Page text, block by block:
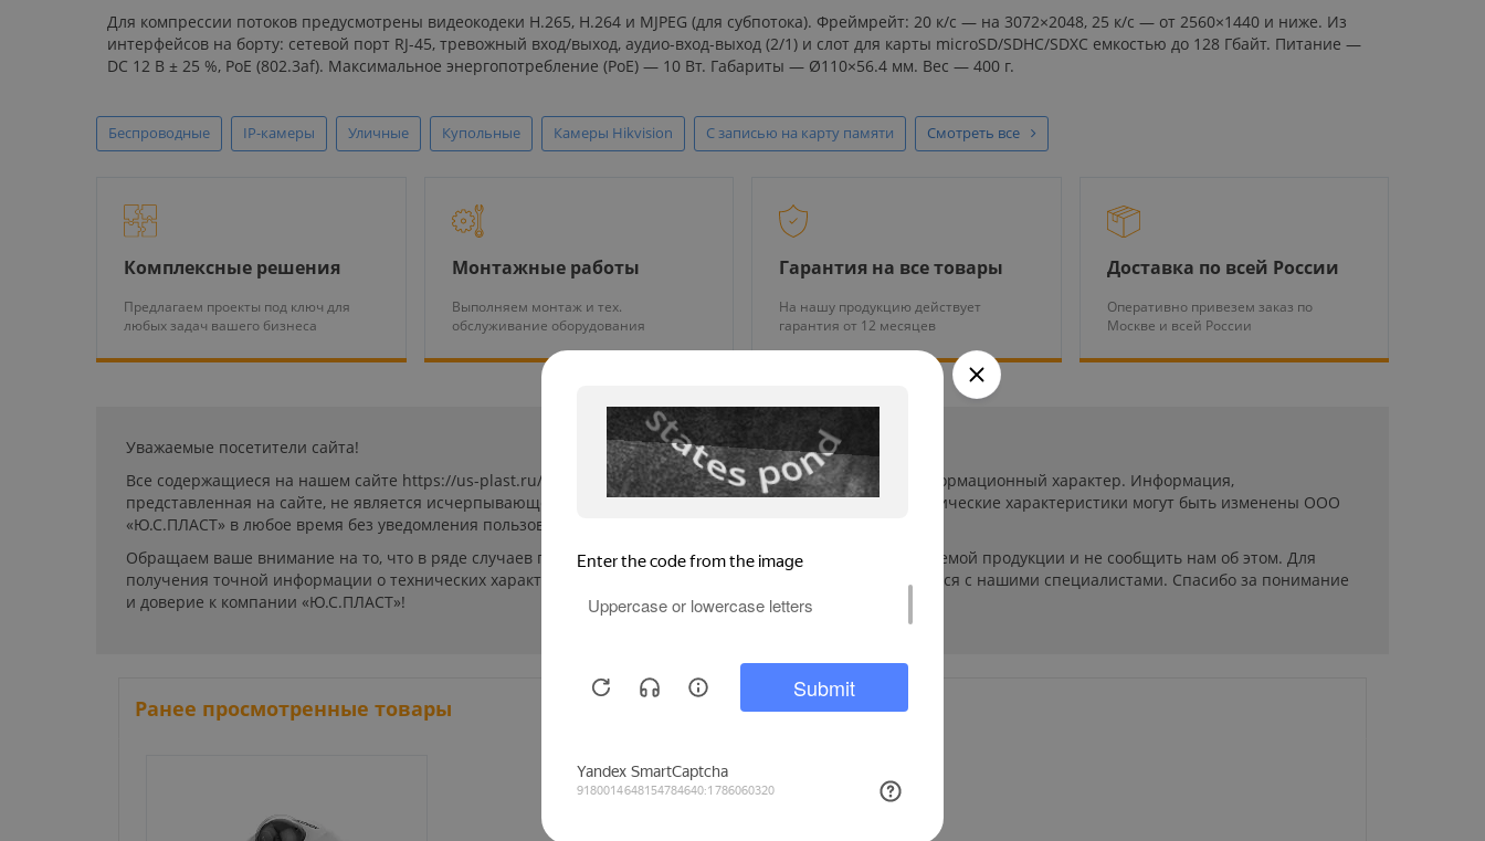
Для компрессии потоков предусмотрены видеокодеки H.265, H.264 и MJPEG (для субпотока). Фреймрейт: 20 к/с — на 3072×2048, 25 к/с — от 2560×1440 и ниже. Из
интерфейсов на борту: сетевой порт RJ-45, тревожный вход/выход, аудио-вход-выход (2/1) и слот для карты microSD/SDHC/SDXC емкостью до 128 Гбайт. Питание —
DC 12 В ± 25 %, PoE (802.3af). Максимальное энергопотребление (РоЕ) — 10 Вт. Габариты — Ø110×56.4 мм. Вес — 400 г.
Беспроводные IP-камеры Уличные Купольные Камеры Hikvision С записью на карту памяти Смотреть все
Комплексные решения
Предлагаем проекты под ключ для
любых задач вашего бизнеса
Монтажные работы
Выполняем монтаж и тех.
обслуживание оборудования
Гарантия на все товары
На нашу продукцию действует
гарантия от 12 месяцев
Доставка по всей России
Оперативно привезем заказ по
Москве и всей России
Уважаемые посетители сайта!
Все содержащиеся на нашем сайте https://us-plast.ru/ (далее «сайт») сведения носят исключительно информационный характер. Информация,
представленная на сайте, не является исчерпывающей. Указанные на сайте цены, комплектации и технические характеристики могут быть изменены ООО
«Ю.С.ПЛАСТ» в любое время без уведомления пользователей сайта.
Обращаем ваше внимание на то, что в ряде случаев производители могут изменить параметры выпускаемой продукции и не сообщить нам об этом. Для
получения точной информации о технических характеристиках и стоимости товаров необходимо связаться с нашими специалистами. Спасибо за понимание
и доверие к компании «Ю.С.ПЛАСТ»!
Ранее просмотренные товары